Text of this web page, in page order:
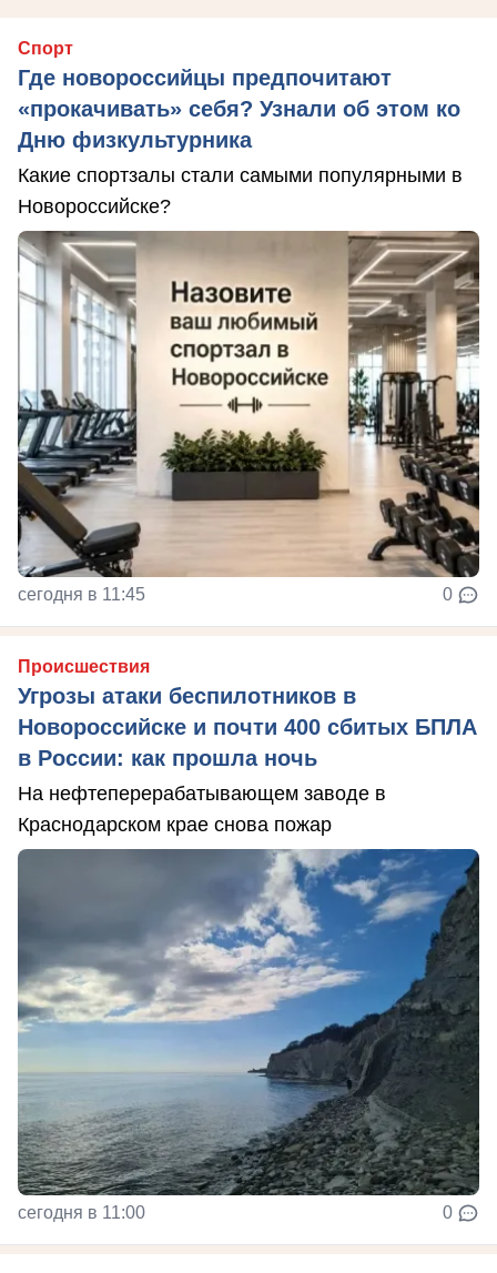
Спорт
Где новороссийцы предпочитают
«прокачивать» себя? Узнали об этом ко
Дню физкультурника
Какие спортзалы стали самыми популярными в
Новороссийске?
сегодня в 11:45 0
Происшествия
Угрозы атаки беспилотников в
Новороссийске и почти 400 сбитых БПЛА
в России: как прошла ночь
На нефтеперерабатывающем заводе в
Краснодарском крае снова пожар
сегодня в 11:00 0